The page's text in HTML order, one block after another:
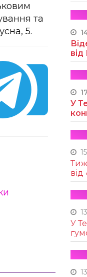
та
5.
У
від
У